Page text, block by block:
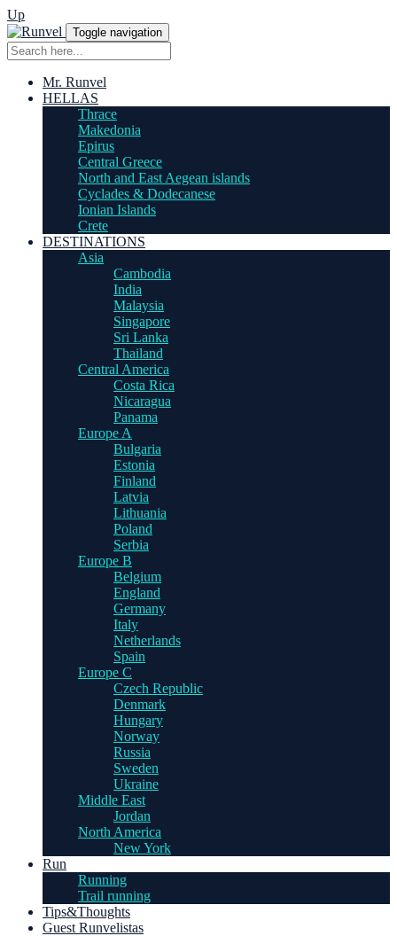
Up
Toggle navigation
Mr. Runvel
HELLAS
Thrace
Makedonia
Epirus
Central Greece
North and East Aegean islands
Cyclades & Dodecanese
Ionian Islands
Crete
DESTINATIONS
Asia
Cambodia
India
Malaysia
Singapore
Sri Lanka
Thailand
Central America
Costa Rica
Nicaragua
Panama
Europe A
Bulgaria
Estonia
Finland
Latvia
Lithuania
Poland
Serbia
Europe B
Belgium
England
Germany
Italy
Netherlands
Spain
Europe C
Czech Republic
Denmark
Hungary
Norway
Russia
Sweden
Ukraine
Middle East
Jordan
North America
New York
Run
Running
Trail running
Tips&Thoughts
Guest Runvelistas